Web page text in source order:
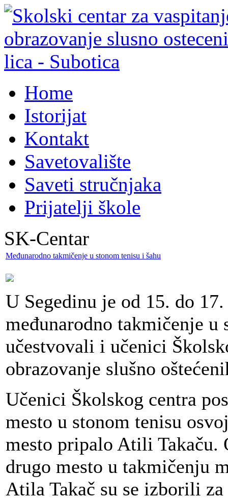
Home
Istorijat
Kontakt
Savetovalište
Saveti stručnjaka
Prijatelji škole
SK-Centar
Međunarodno takmičenje u stonom tenisu i šahu
U Segedinu je od 15. do
međunarodno takmičenje u
učestvovali i učenici
obrazovanje slušno
Učenici Školskog centra
mesto u stonom tenisu
mesto pripalo Atili Takaču.
drugo mesto u takmičenju
Atila Takač su se izborili